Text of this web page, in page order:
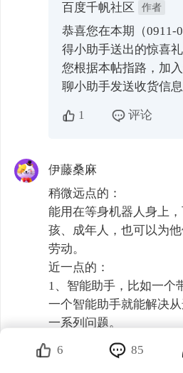
百度千帆社区 作者
恭喜您在本期（0911-
得小助手送出的惊喜
您根据本帖指路，加
聊小助手发送收货信息
1 评论
伊藤桑麻
稍微远点的：
能用在等身机器人身上
孩、成年人，也可以为
劳动。
近一点的：
1、智能助手，比如一个
一个智能助手就能解决
一系列问题。
2、老年人助手，能及时
醒吃药、防诈骗、指路等
6 85